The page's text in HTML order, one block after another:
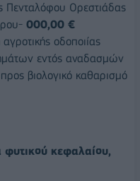
Πενταλόφου Ορεστιάδας
000,00 €
οδοποιίας
εντός αναδασμών
βιολογικό καθαρισμό
κεφαλαίου,